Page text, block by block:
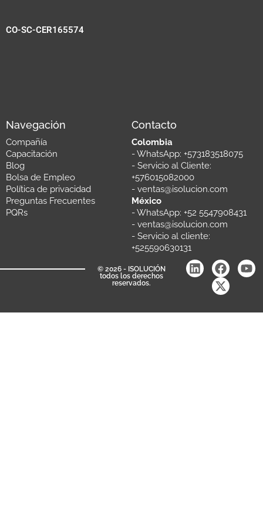
CO-SC-CER165574
Navegación
Compañía
Capacitación
Blog
Bolsa de Empleo
Política de privacidad
Preguntas Frecuentes
PQRs
Contacto
Colombia
- WhatsApp: +573183518075
- Servicio al Cliente:
+576015082000
- ventas@isolucion.com
México
- WhatsApp: +52 5547908431
- ventas@isolucion.com
- Servicio al cliente: ​
+525590630131
© 2026 - ISOLUCIÓN
todos los derechos
reservados.